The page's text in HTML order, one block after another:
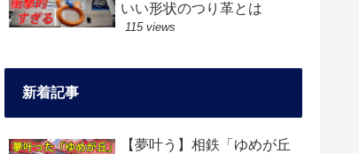
いい形状のつり革とは
115 views
新着記事
【夢叶う】相鉄「ゆめが丘